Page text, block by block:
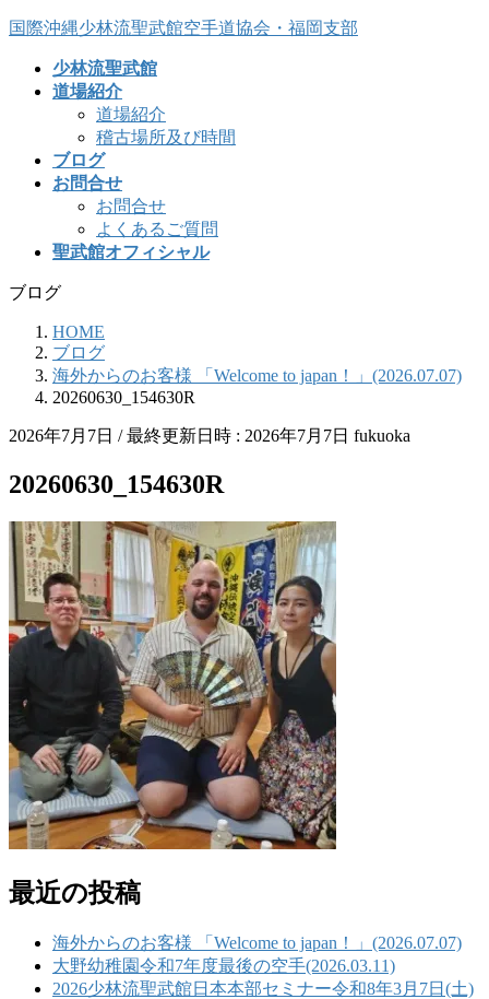
コ
ナ
国際沖縄少林流聖武館空手道協会・福岡支部
少林流聖武館
道場紹介
道場紹介
稽古場所及び時間
ブログ
お問合せ
お問合せ
よくあるご質問
聖武館オフィシャル
ブログ
HOME
ブログ
海外からのお客様 「Welcome to japan！」(2026.07.07)
20260630_154630R
2026年7月7日 / 最終更新日時 : 2026年7月7日 fukuoka
20260630_154630R
最近の投稿
海外からのお客様 「Welcome to japan！」(2026.07.07)
大野幼稚園令和7年度最後の空手(2026.03.11)
2026少林流聖武館日本本部セミナー令和8年3月7日(土)